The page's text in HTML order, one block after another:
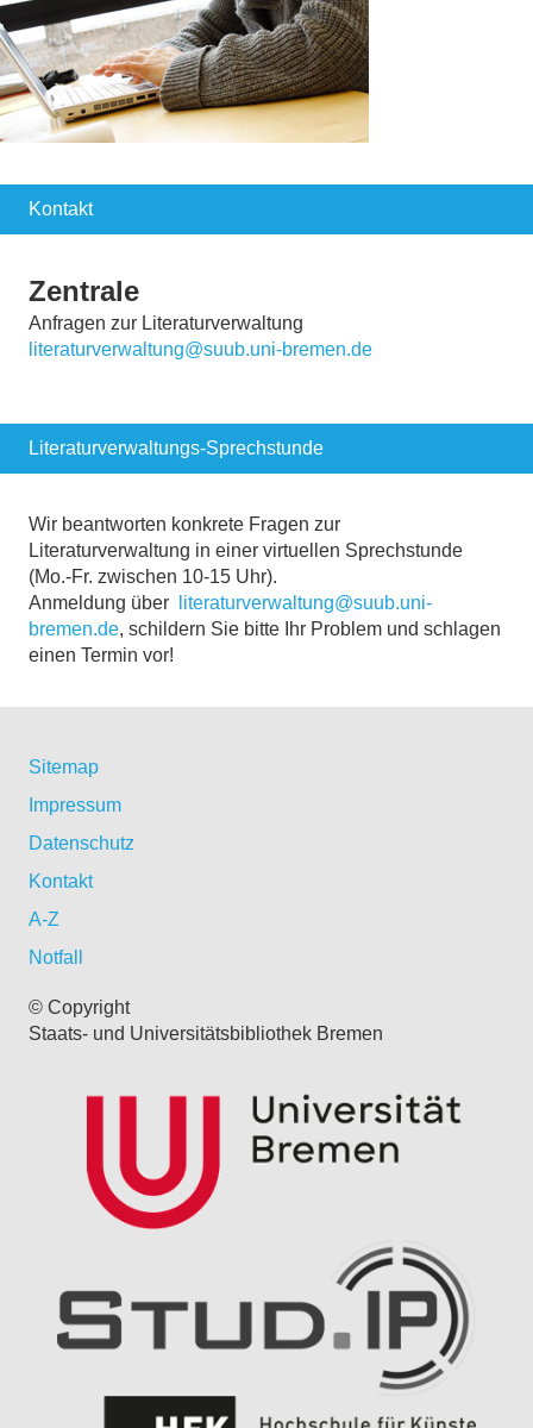
Kontakt
Zentrale
Anfragen zur Literaturverwaltung
literaturverwaltung@suub.uni-bremen.de
Literaturverwaltungs-Sprechstunde
Wir beantworten konkrete Fragen zur
Literaturverwaltung in einer virtuellen Sprechstunde
(Mo.-Fr. zwischen 10-15 Uhr).
Anmeldung über
literaturverwaltung@suub.uni-
bremen.de, schildern Sie bitte Ihr Problem und schlagen
einen Termin vor!
Sitemap
Impressum
Datenschutz
Kontakt
A-Z
Notfall
© Copyright
Staats- und Universitätsbibliothek Bremen